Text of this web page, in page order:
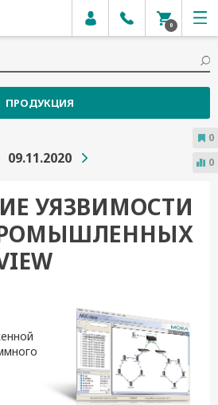
0
ПРОДУКЦИЯ
09.11.2020
УЯЗВИМОСТИ
0
0